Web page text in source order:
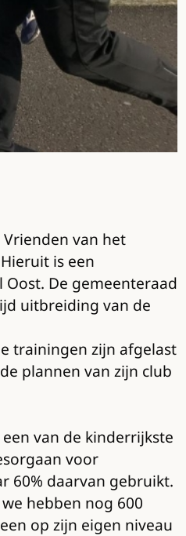
van het
is een
De gemeenteraad
uitbreiding van de
trainingen zijn afgelast
plannen van zijn club
van de kinderrijkste
voor
60% daarvan gebruikt.
hebben nog 600
op zijn eigen niveau